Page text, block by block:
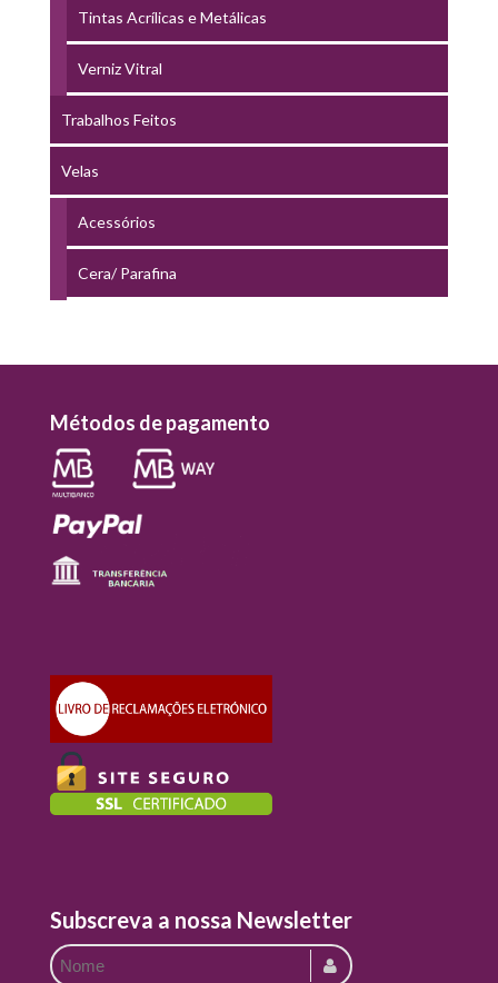
Tintas Acrílicas e Metálicas
Verniz Vitral
Trabalhos Feitos
Velas
Acessórios
Cera/ Parafina
Métodos de pagamento
Subscreva a nossa Newsletter